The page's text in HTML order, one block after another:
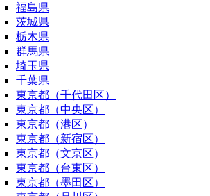
福島県
茨城県
栃木県
群馬県
埼玉県
千葉県
東京都（千代田区）
東京都（中央区）
東京都（港区）
東京都（新宿区）
東京都（文京区）
東京都（台東区）
東京都（墨田区）